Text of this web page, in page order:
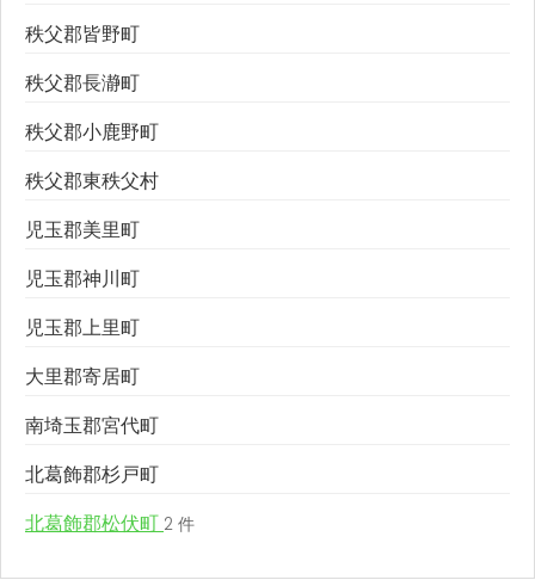
秩父郡皆野町
秩父郡長瀞町
秩父郡小鹿野町
秩父郡東秩父村
児玉郡美里町
児玉郡神川町
児玉郡上里町
大里郡寄居町
南埼玉郡宮代町
北葛飾郡杉戸町
北葛飾郡松伏町 2 件